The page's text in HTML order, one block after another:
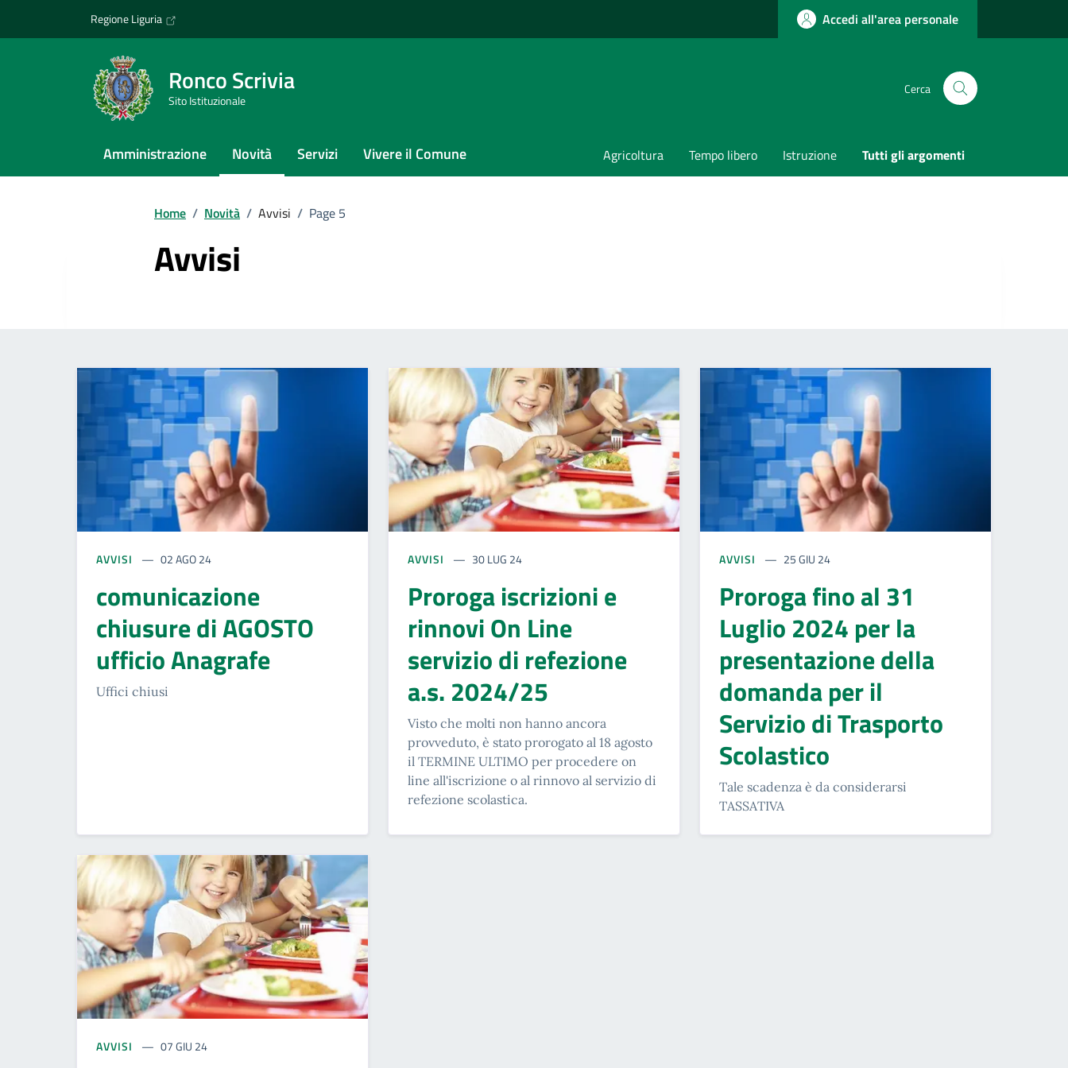
Regione Liguria Accedi all'area personale
Ronco Scrivia
Sito Istituzionale
Cerca
Amministrazione Novità Servizi Vivere il Comune Agricoltura Tempo libero Istruzione Tutti gli argomenti
Home / Novità / Avvisi / Page 5
Avvisi
AVVISI 02 AGO 24
comunicazione
chiusure di AGOSTO
ufficio Anagrafe
Uffici chiusi
AVVISI 30 LUG 24
Proroga iscrizioni e
rinnovi On Line
servizio di refezione
a.s. 2024/25
Visto che molti non hanno ancora
provveduto, è stato prorogato al 18 agosto
il TERMINE ULTIMO per procedere on
line all'iscrizione o al rinnovo al servizio di
refezione scolastica.
AVVISI 25 GIU 24
Proroga fino al 31
Luglio 2024 per la
presentazione della
domanda per il
Servizio di Trasporto
Scolastico
Tale scadenza è da considerarsi
TASSATIVA
AVVISI 07 GIU 24